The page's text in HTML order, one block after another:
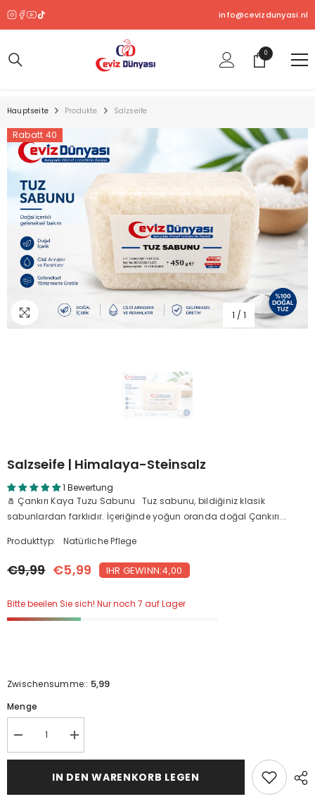
info@cevizdunyasi.nl
00
Produkt
Hauptseite Produkte Salzseife
Rabatt 40
1 / 1
Salzseife | Himalaya-Steinsalz
1 Bewertung
🧂 Çankırı Kaya Tuzu Sabunu Tuz sabunu, bildiğiniz klasik
sabunlardan farklıdır. İçeriğinde yoğun oranda doğal Çankırı...
Produkttyp: Natürliche Pflege
€9,99 €5,99 IHR GEWINN:4,00
Bitte beeilen Sie sich! Nur noch 7 auf Lager
Zwischensumme:: 5,99
Menge
Reduzieren
Sie
die
Salzseife
Erhöhen
Sie
die
Menge
für
Salzseife
IN DEN WARENKORB LEGEN